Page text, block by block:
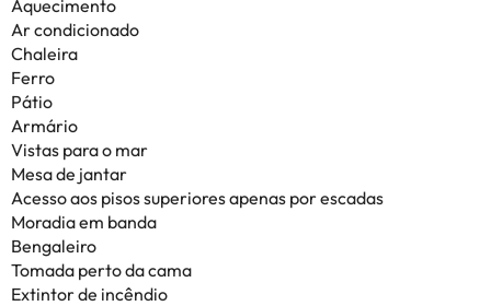
Aquecimento
Ar condicionado
Chaleira
Ferro
Pátio
Armário
Vistas para o mar
Mesa de jantar
Acesso aos pisos superiores apenas por escadas
Moradia em banda
Bengaleiro
Tomada perto da cama
Extintor de incêndio